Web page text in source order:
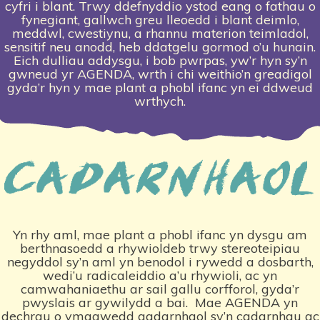
cyfri i blant. Trwy ddefnyddio ystod eang o fathau o
fynegiant, gallwch greu lleoedd i blant deimlo,
meddwl, cwestiynu, a rhannu materion teimladol,
sensitif neu anodd, heb ddatgelu gormod o’u hunain.
Eich dulliau addysgu, i bob pwrpas, yw’r hyn sy’n
gwneud yr AGENDA, wrth i chi weithio’n greadigol
gyda’r hyn y mae plant a phobl ifanc yn ei ddweud
wrthych.
Yn rhy aml, mae plant a phobl ifanc yn dysgu am
berthnasoedd a rhywioldeb trwy stereoteipiau
negyddol sy’n aml yn benodol i rywedd a dosbarth,
wedi’u radicaleiddio a’u rhywioli, ac yn
camwahaniaethu ar sail gallu corfforol, gyda’r
pwyslais ar gywilydd a bai. Mae AGENDA yn
dechrau o ymagwedd gadarnhaol sy’n cadarnhau ac